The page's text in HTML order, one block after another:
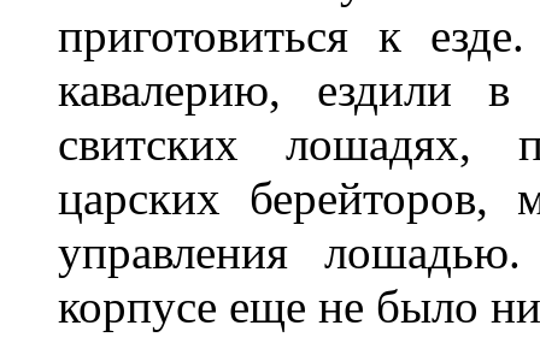
приготовиться к
кавалерию, ездили
свитских лошадях,
царских берейторов,
управления
корпусе еще не было